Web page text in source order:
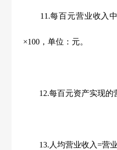
11.每百元营业收入中
×100，单位：元。
12.每百元资产实现的营
13.人均营业收入=营业